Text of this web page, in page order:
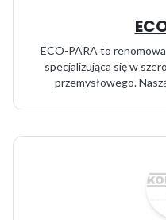
ECO-PARA to
specjalizująca się w
przemysłowego.